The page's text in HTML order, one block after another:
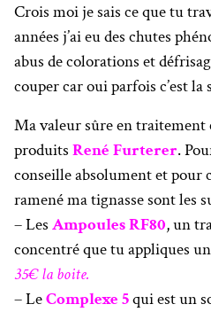
Crois moi je sais ce que tu
années j’ai eu des chutes
abus de colorations et
couper car oui parfois c’est
Ma valeur sûre en traitement
produits René Furterer.
conseille absolument et pour
ramené ma tignasse sont les
– Les Ampoules RF80, un
concentré que tu appliques
35€ la boite.
– LeComplexe 5qui est un